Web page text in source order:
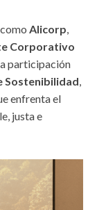
Alicorp
Corporativo
la participación
Sostenibilidad
enfrenta el
justa e